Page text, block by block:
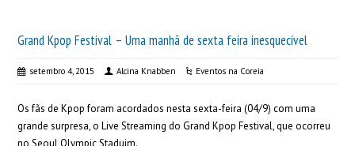
Grand Kpop Festival‬ – Uma manhã de sexta feira inesquecível
setembro 4, 2015 Alcina Knabben Eventos na Coreia
Os fãs de Kpop foram acordados nesta sexta-feira (04/9) com uma
grande surpresa, o Live Streaming do Grand Kpop Festival‬, que ocorreu
no Seoul Olympic Staduim.